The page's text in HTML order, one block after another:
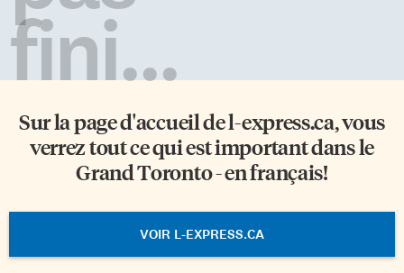
fini...
Sur la page d'accueil del-express.ca, vous
verrez tout ce qui est important dans le
Grand Toronto - en français!
VOIR L-EXPRESS.CA